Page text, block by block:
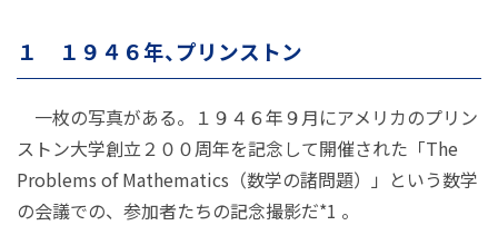
１ １９４６年、プリンストン
一枚の写真がある。１９４６年９月にアメリカのプリン
ストン大学創立２００周年を記念して開催された「The
Problems of Mathematics（数学の諸問題）」という数学
の会議での、参加者たちの記念撮影だ*1 。